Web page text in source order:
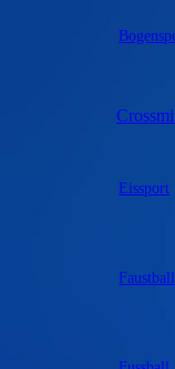
Eissport
Faustball